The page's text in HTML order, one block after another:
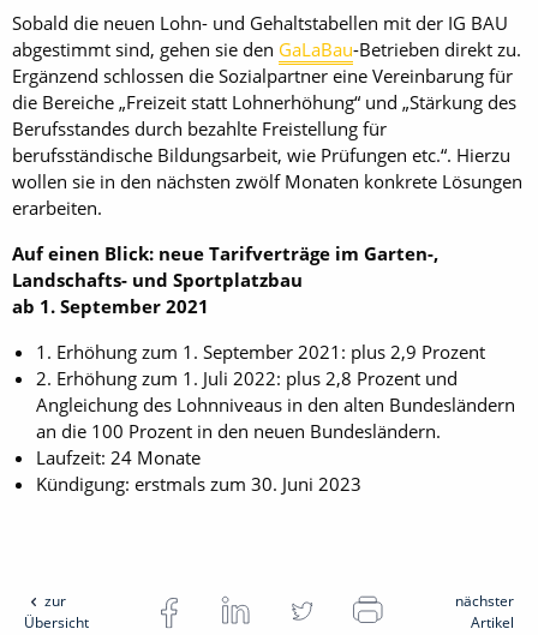
Sobald die neuen Lohn- und Gehaltstabellen mit der IG BAU
abgestimmt sind, gehen sie den GaLaBau-Betrieben direkt zu.
Ergänzend schlossen die Sozialpartner eine Vereinbarung für
die Bereiche „Freizeit statt Lohnerhöhung“ und „Stärkung des
Berufsstandes durch bezahlte Freistellung für
berufsständische Bildungsarbeit, wie Prüfungen etc.“. Hierzu
wollen sie in den nächsten zwölf Monaten konkrete Lösungen
erarbeiten.
Auf einen Blick: neue Tarifverträge im Garten-,
Landschafts- und Sportplatzbau
ab 1. September 2021
1. Erhöhung zum 1. September 2021: plus 2,9 Prozent
2. Erhöhung zum 1. Juli 2022: plus 2,8 Prozent und
Angleichung des Lohnniveaus in den alten Bundesländern
an die 100 Prozent in den neuen Bundesländern.
Laufzeit: 24 Monate
Kündigung: erstmals zum 30. Juni 2023
zur
Übersicht
nächster
Artikel